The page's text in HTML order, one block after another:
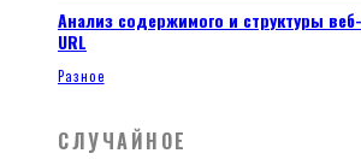
Анализ содержимого и структуры
URL
Разное
СЛУЧАЙНОЕ